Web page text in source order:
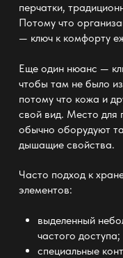
перчатки,
Потому что
— ключ к комфорту
Еще один нюанс —
чтобы там не было
потому что кожа и
свой вид. Место для
обычно оборудуют
дышащие свойства.
Часто подход к
элементов:
выделенный
частого доступа;
специальные